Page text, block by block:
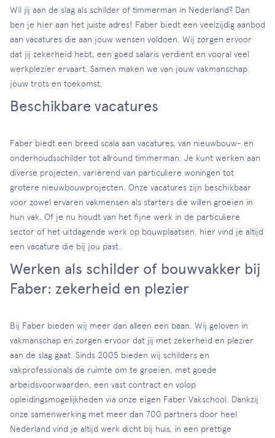
Wil jij aan de slag als schilder of timmerman in Nederland? Dan
ben je hier aan het juiste adres! Faber biedt een veelzijdig aanbod
aan vacatures die aan jouw wensen voldoen. Wij zorgen ervoor
dat jij zekerheid hebt, een goed salaris verdient en vooral veel
werkplezier ervaart. Samen maken we van jouw vakmanschap
jouw trots en toekomst.
Beschikbare vacatures
Faber biedt een breed scala aan vacatures, van nieuwbouw- en
onderhoudsschilder tot allround timmerman. Je kunt werken aan
diverse projecten, variërend van particuliere woningen tot
grotere nieuwbouwprojecten. Onze vacatures zijn beschikbaar
voor zowel ervaren vakmensen als starters die willen groeien in
hun vak. Of je nu houdt van het fijne werk in de particuliere
sector of het uitdagende werk op bouwplaatsen, hier vind je altijd
een vacature die bij jou past.
Werken als schilder of bouwvakker bij
Faber: zekerheid en plezier
Bij Faber bieden wij meer dan alleen een baan. Wij geloven in
vakmanschap en zorgen ervoor dat jij met zekerheid en plezier
aan de slag gaat. Sinds 2005 bieden wij schilders en
vakprofessionals de ruimte om te groeien, met goede
arbeidsvoorwaarden, een vast contract en volop
opleidingsmogelijkheden via onze eigen Faber Vakschool. Dankzij
onze samenwerking met meer dan 700 partners door heel
Nederland vind je altijd werk dicht bij huis, in een prettige